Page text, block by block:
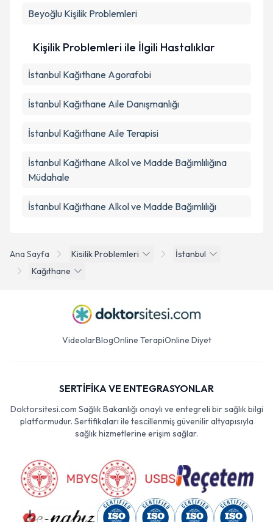
Ana Sayfa Kisilik Problemleri
İstanbul
Kağıthane
Beyoğlu Kişilik Problemleri
Kişilik Problemleri ile İlgili Hastalıklar
İstanbul Kağıthane Agorafobi
İstanbul Kağıthane Aile Danışmanlığı
İstanbul Kağıthane Aile Terapisi
İstanbul Kağıthane Alkol ve Madde Bağımlılığına
Müdahale
İstanbul Kağıthane Alkol ve Madde Bağımlılığı
VideolarBlogOnline TerapiOnline Diyet
SERTİFİKA VE ENTEGRASYONLAR
Doktorsitesi.com Sağlık Bakanlığı onaylı ve entegreli bir sağlık bilgi
platformudur. Sertifikaları ile tescillenmiş güvenilir altyapısıyla
sağlık hizmetlerine erişim sağlar.